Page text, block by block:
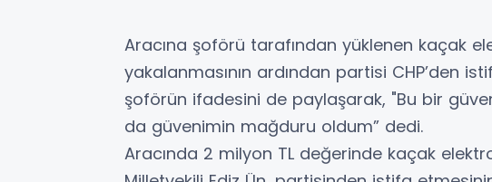
Aracına şoförü tarafından yüklenen kaçak
yakalanmasının ardından partisi CHP’den
şoförün ifadesini de paylaşarak, "Bu bir
da güvenimin mağduru oldum” dedi.
Aracında 2 milyon TL değerinde kaçak